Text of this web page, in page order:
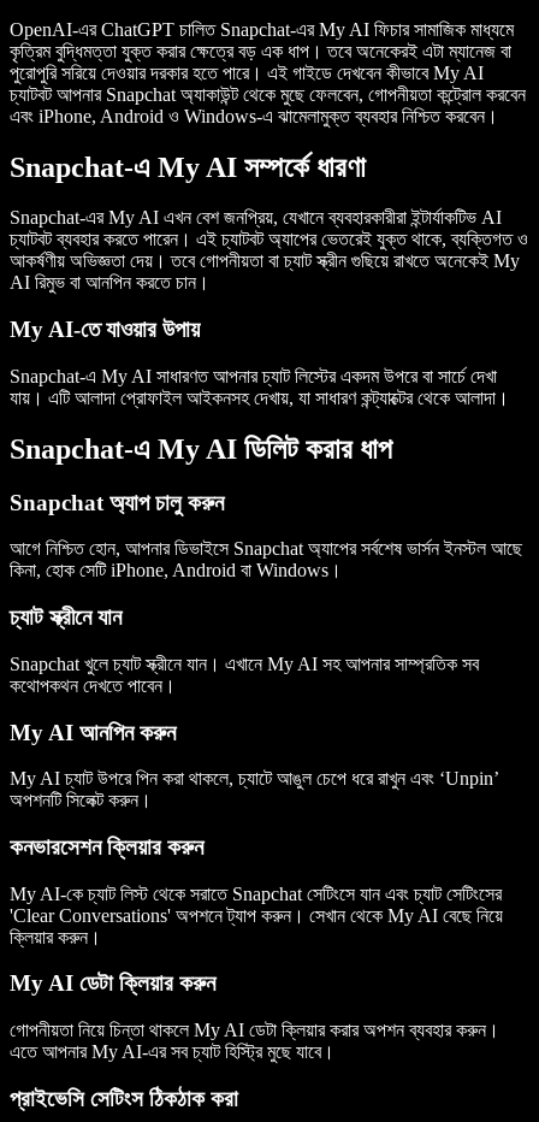
OpenAI-এর ChatGPT চালিত Snapchat-এর My AI ফিচার সামাজিক মাধ্যমে
কৃত্রিম বুদ্ধিমত্তা যুক্ত করার ক্ষেত্রে বড় এক ধাপ। তবে অনেকেরই এটা ম্যানেজ বা
পুরোপুরি সরিয়ে দেওয়ার দরকার হতে পারে। এই গাইডে দেখবেন কীভাবে My AI
চ্যাটবট আপনার Snapchat অ্যাকাউন্ট থেকে মুছে ফেলবেন, গোপনীয়তা কন্ট্রোল করবেন
এবং iPhone, Android ও Windows-এ ঝামেলামুক্ত ব্যবহার নিশ্চিত করবেন।
Snapchat-এ My AI সম্পর্কে ধারণা
Snapchat-এর My AI এখন বেশ জনপ্রিয়, যেখানে ব্যবহারকারীরা ইন্টার্যাকটিভ AI
চ্যাটবট ব্যবহার করতে পারেন। এই চ্যাটবট অ্যাপের ভেতরেই যুক্ত থাকে, ব্যক্তিগত ও
আকর্ষণীয় অভিজ্ঞতা দেয়। তবে গোপনীয়তা বা চ্যাট স্ক্রীন গুছিয়ে রাখতে অনেকেই My
AI রিমুভ বা আনপিন করতে চান।
My AI-তে যাওয়ার উপায়
Snapchat-এ My AI সাধারণত আপনার চ্যাট লিস্টের একদম উপরে বা সার্চে দেখা
যায়। এটি আলাদা প্রোফাইল আইকনসহ দেখায়, যা সাধারণ কন্ট্যাক্টের থেকে আলাদা।
Snapchat-এ My AI ডিলিট করার ধাপ
Snapchat অ্যাপ চালু করুন
আগে নিশ্চিত হোন, আপনার ডিভাইসে Snapchat অ্যাপের সর্বশেষ ভার্সন ইনস্টল আছে
কিনা, হোক সেটি iPhone, Android বা Windows।
চ্যাট স্ক্রীনে যান
Snapchat খুলে চ্যাট স্ক্রীনে যান। এখানে My AI সহ আপনার সাম্প্রতিক সব
কথোপকথন দেখতে পাবেন।
My AI আনপিন করুন
My AI চ্যাট উপরে পিন করা থাকলে, চ্যাটে আঙুল চেপে ধরে রাখুন এবং ‘Unpin’
অপশনটি সিলেক্ট করুন।
কনভারসেশন ক্লিয়ার করুন
My AI-কে চ্যাট লিস্ট থেকে সরাতে Snapchat সেটিংসে যান এবং চ্যাট সেটিংসের
'Clear Conversations' অপশনে ট্যাপ করুন। সেখান থেকে My AI বেছে নিয়ে
ক্লিয়ার করুন।
My AI ডেটা ক্লিয়ার করুন
গোপনীয়তা নিয়ে চিন্তা থাকলে My AI ডেটা ক্লিয়ার করার অপশন ব্যবহার করুন।
এতে আপনার My AI-এর সব চ্যাট হিস্ট্রি মুছে যাবে।
প্রাইভেসি সেটিংস ঠিকঠাক করা